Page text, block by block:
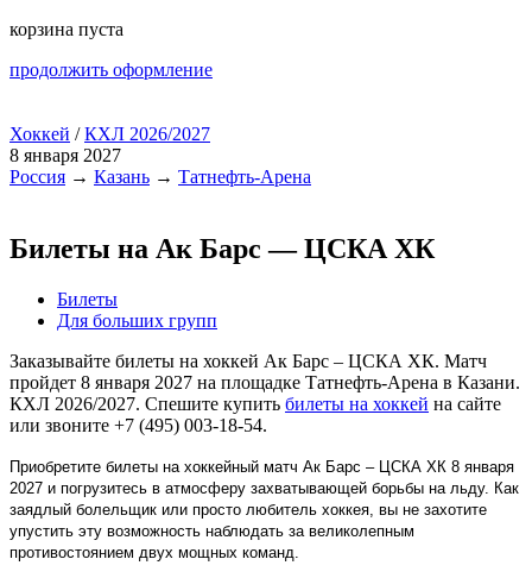
корзина пуста
продолжить оформление
Хоккей /КХЛ 2026/2027
8 января 2027
Россия → Казань → Татнефть-Арена
Билеты на Ак Барс — ЦСКА ХК
Билеты
Для больших групп
Заказывайте билеты на хоккей Ак Барс – ЦСКА ХК. Матч
пройдет 8 января 2027 на площадке Татнефть-Арена в Казани.
КХЛ 2026/2027. Спешите купить билеты на хоккей на сайте
или звоните +7 (495) 003-18-54.
Приобретите билеты на хоккейный матч Ак Барс – ЦСКА ХК 8 января
2027 и погрузитесь в атмосферу захватывающей борьбы на льду. Как
заядлый болельщик или просто любитель хоккея, вы не захотите
упустить эту возможность наблюдать за великолепным
противостоянием двух мощных команд.